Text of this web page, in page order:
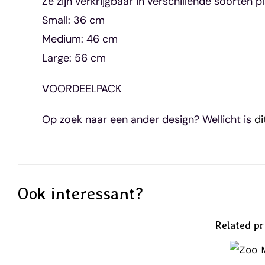
Small: 36 cm
Medium: 46 cm
Large: 56 cm
VOORDEELPACK
Op zoek naar een ander design? Wellicht is
Ook interessant?
Related